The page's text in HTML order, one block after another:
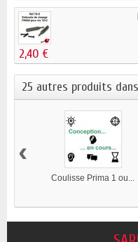
2,40 €
25 autres produits
Coulisse Prima 1 ou...
‹